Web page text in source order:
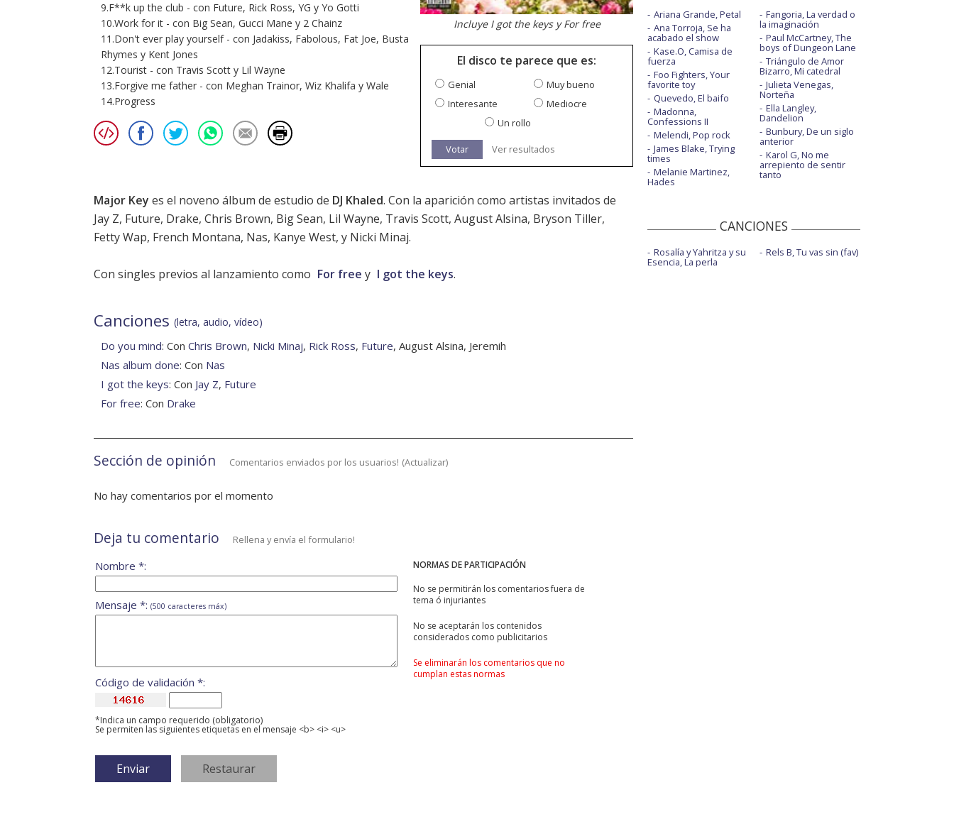
9.F**k up the club - con Future, Rick Ross, YG y Yo Gotti
10.Work for it - con Big Sean, Gucci Mane y 2 Chainz
11.Don't ever play yourself - con Jadakiss, Fabolous, Fat Joe, Busta
Rhymes y Kent Jones
12.Tourist - con Travis Scott y Lil Wayne
13.Forgive me father - con Meghan Trainor, Wiz Khalifa y Wale
14.Progress
Incluye I got the keys y For free
El disco te parece que es:
Genial
Muy bueno
Interesante
Mediocre
Un rollo
Votar Ver resultados
Major Key es el noveno álbum de estudio de DJ Khaled. Con la aparición como artistas invitados de
Jay Z, Future, Drake, Chris Brown, Big Sean, Lil Wayne, Travis Scott, August Alsina, Bryson Tiller,
Fetty Wap, French Montana, Nas, Kanye West, y Nicki Minaj.
Con singles previos al lanzamiento como For free y I got the keys.
Canciones (letra, audio, vídeo)
Do you mind: Con Chris Brown, Nicki Minaj, Rick Ross, Future, August Alsina, Jeremih
Nas album done: Con Nas
I got the keys: Con Jay Z, Future
For free: Con Drake
Sección de opinión Comentarios enviados por los usuarios! (Actualizar)
No hay comentarios por el momento
Deja tu comentario Rellena y envía el formulario!
NORMAS DE PARTICIPACIÓN
No se permitirán los comentarios fuera de
tema ó injuriantes
No se aceptarán los contenidos
considerados como publicitarios
Se eliminarán los comentarios que no
cumplan estas normas
Nombre *:
Mensaje *: (500 caracteres máx)
Código de validación *:
*Indica un campo requerido (obligatorio)
Se permiten las siguientes etiquetas en el mensaje <b> <i> <u>
Ariana Grande, Petal
Ana Torroja, Se ha
acabado el show
Kase.O, Camisa de
fuerza
Foo Fighters, Your
favorite toy
Quevedo, El baifo
Madonna,
Confessions II
Melendi, Pop rock
James Blake, Trying
times
Melanie Martinez,
Hades
Fangoria, La verdad o
la imaginación
Paul McCartney, The
boys of Dungeon Lane
Triángulo de Amor
Bizarro, Mi catedral
Julieta Venegas,
Norteña
Ella Langley,
Dandelion
Bunbury, De un siglo
anterior
Karol G, No me
arrepiento de sentir
tanto
CANCIONES
Rosalía y Yahritza y su
Esencia, La perla
Rels B, Tu vas sin (fav)